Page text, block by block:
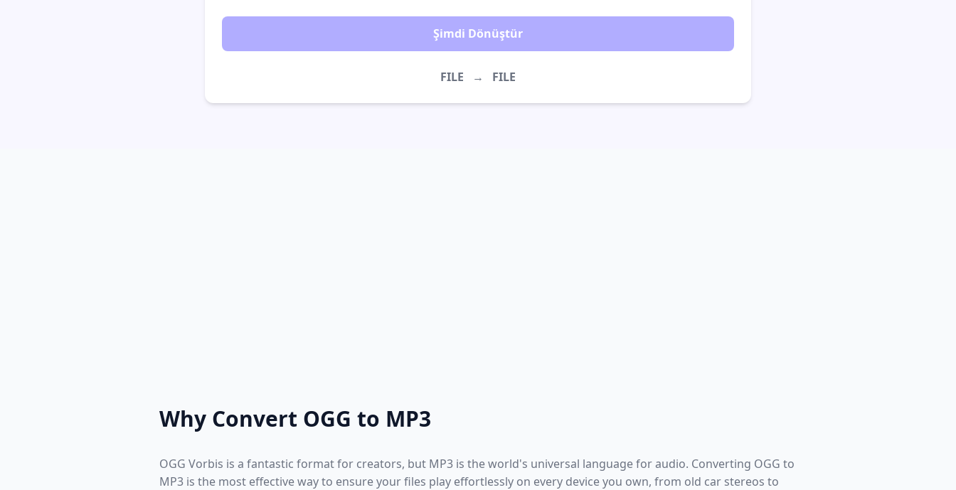
Şimdi Dönüştür
FILE → FILE
Why Convert OGG to MP3
OGG Vorbis is a fantastic format for creators, but MP3 is the world's universal language for audio. Converting OGG to
MP3 is the most effective way to ensure your files play effortlessly on every device you own, from old car stereos to